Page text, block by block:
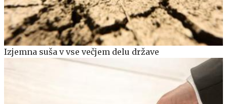
Izjemna suša v vse večjem delu države